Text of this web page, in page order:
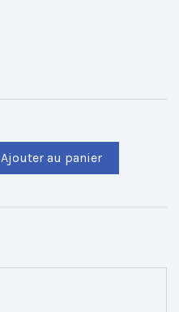
Ajouter au panier